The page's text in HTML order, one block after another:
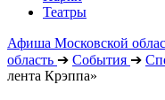
Театры
Афиша Московской
область ➔ События ➔
лента Крэппа»